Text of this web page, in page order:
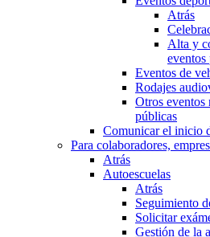
Atrás
Alta y
eventos
Eventos de
Rodajes
Otros eventos
públicas
Comunicar el inicio
Para colaboradores,
Atrás
Autoescuelas
Atrás
Seguimiento
Solicitar
Gestión de la